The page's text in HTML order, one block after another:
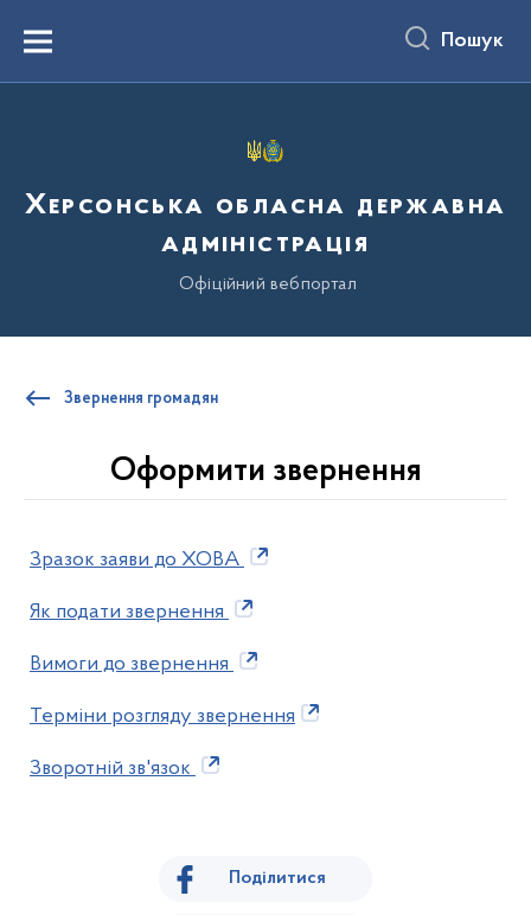
вмістуMenu Пошук
Херсонська обласна державна
адміністрація
Офіційний вебпортал
Звернення громадян
Оформити звернення
Зразок заяви до ХОВА
Як подати звернення
Вимоги до звернення
Терміни розгляду звернення
Зворотній зв'язок
Поділитися